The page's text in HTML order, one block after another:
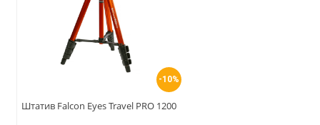
-10%
Штатив Falcon Eyes Travel PRO 1200